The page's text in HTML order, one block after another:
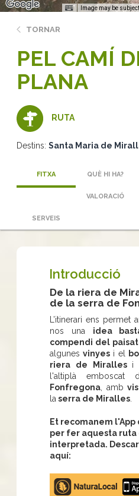
Image may be
TORNAR
PEL CAMÍ
PLANA
RUTA
Destins: Santa Maria de
FITXA QUÈ HI HA?
VALORACIÓ
SERVEIS
Introducció
De la riera de
de la serra de
L’itinerari ens permet
nos una idea
compendi del
algunes vinyes i el
riera de Miralles i
l'altiplà emboscat
Fonfregona, amb
laserra de Miralles.
Et recomanem
per fer aquesta ruta
interpretada.
aquí:
Apple
store